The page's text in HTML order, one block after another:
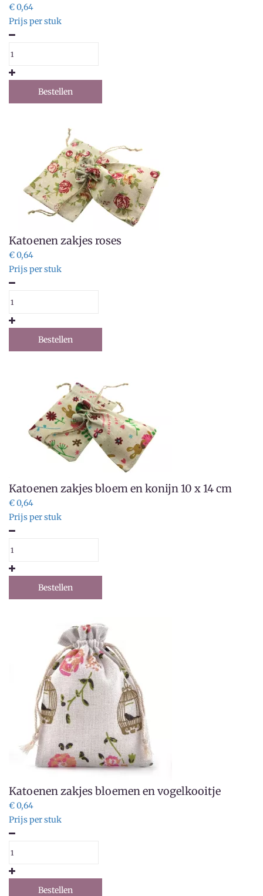
€ 0,64
Prijs per stuk
Bestellen
Katoenen zakjes roses
€ 0,64
Prijs per stuk
Bestellen
Katoenen zakjes bloem en konijn 10 x 14 cm
€ 0,64
Prijs per stuk
Bestellen
Katoenen zakjes bloemen en vogelkooitje
€ 0,64
Prijs per stuk
Bestellen